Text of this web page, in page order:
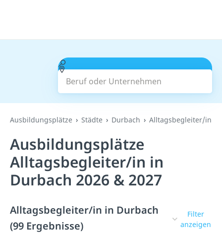
Beruf oder Unternehmen
Suchen
Ausbildungsplätze Städte Durbach Alltagsbegleiter/in
Ausbildungsplätze
Alltagsbegleiter/in in
Durbach 2026 & 2027
Alltagsbegleiter/in in Durbach
(99 Ergebnisse)
Filter
anzeigen